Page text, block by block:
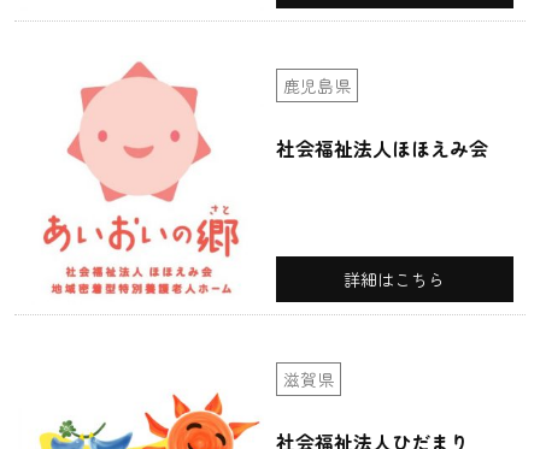
鹿児島県
社会福祉法人ほほえみ会
詳細はこちら
滋賀県
社会福祉法人ひだまり